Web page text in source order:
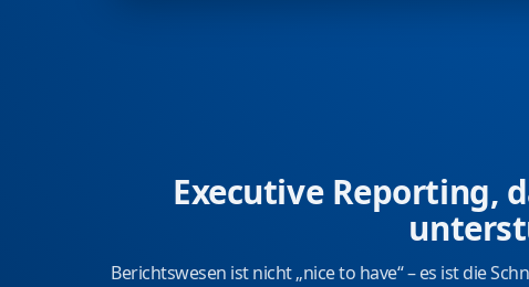
Executive Reporting,
Berichtswesen ist nicht „nice to have“ – es ist die